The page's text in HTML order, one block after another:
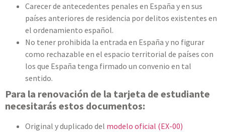
Carecer de antecedentes penales en España y en sus
países anteriores de residencia por delitos existentes en
el ordenamiento español.
No tener prohibida la entrada en España y no figurar
como rechazable en el espacio territorial de países con
los que España tenga firmado un convenio en tal
sentido.
Para la renovación de la tarjeta de estudiante
necesitarás estos documentos:
Original y duplicado del modelo oficial (EX-00)